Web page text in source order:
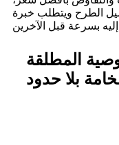
الطرح ويتطلب خبرة
المطلقة
بلا حدود